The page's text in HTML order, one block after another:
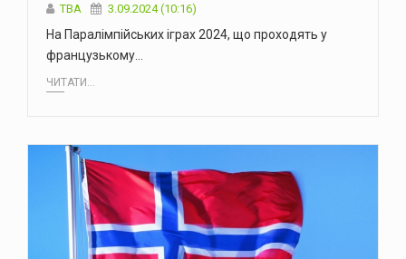
ТВА 3.09.2024 (10:16)
На Паралімпійських іграх 2024, що проходять у
французькому…
ЧИТАТИ...